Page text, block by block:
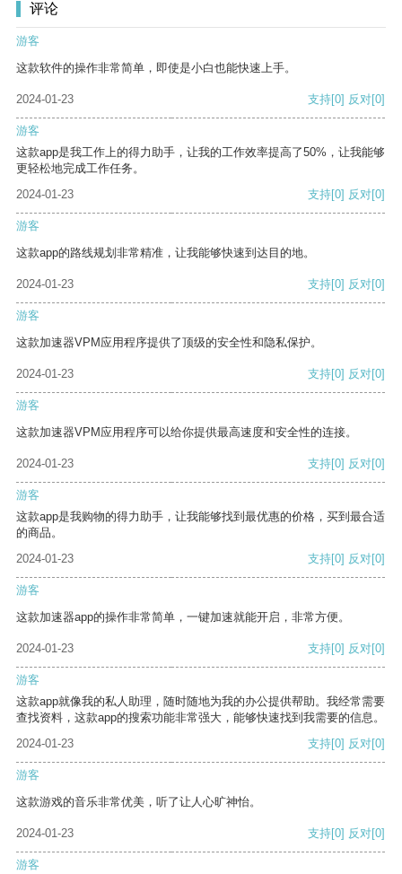
评论
游客
这款软件的操作非常简单，即使是小白也能快速上手。
2024-01-23 支持[0] 反对[0]
游客
这款app是我工作上的得力助手，让我的工作效率提高了50%，让我能够
更轻松地完成工作任务。
2024-01-23
支持[0] 反对[0]
游客
这款app的路线规划非常精准，让我能够快速到达目的地。
2024-01-23 支持[0] 反对[0]
游客
这款加速器VPM应用程序提供了顶级的安全性和隐私保护。
2024-01-23 支持[0] 反对[0]
游客
这款加速器VPM应用程序可以给你提供最高速度和安全性的连接。
2024-01-23 支持[0] 反对[0]
游客
这款app是我购物的得力助手，让我能够找到最优惠的价格，买到最合适
的商品。
2024-01-23
支持[0] 反对[0]
游客
这款加速器app的操作非常简单，一键加速就能开启，非常方便。
2024-01-23 支持[0] 反对[0]
游客
这款app就像我的私人助理，随时随地为我的办公提供帮助。我经常需要
查找资料，这款app的搜索功能非常强大，能够快速找到我需要的信息。
2024-01-23
支持[0] 反对[0]
游客
这款游戏的音乐非常优美，听了让人心旷神怡。
2024-01-23 支持[0] 反对[0]
游客